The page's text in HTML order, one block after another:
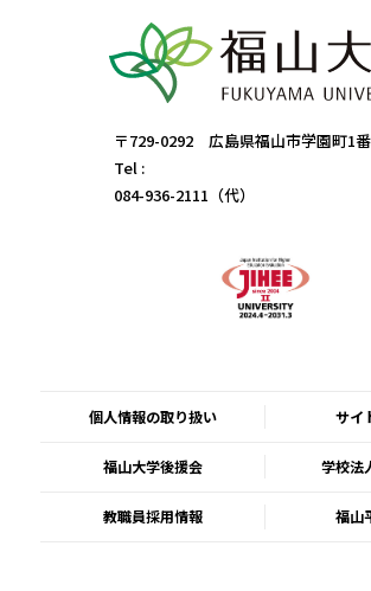
〒729-0292 広島県福山市学園町1
Tel :
084-936-2111（代）
個人情報の取り扱い サイ
福山大学後援会 学校法
教職員採用情報 福山